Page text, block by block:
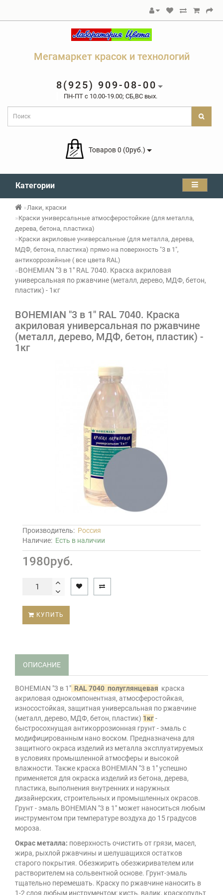
Мегамаркет красок и технологий
8(925) 909-08-00
ПН-ПТ c 10.00-19.00; СБ,ВС вых.
Товаров 0 (0руб.)
Категории
Лаки, краски
Краски универсальные атмосферостойкие (для металла,
дерева, бетона, пластика)
Краски акриловые универсальные (для металла, дерева,
МДФ, бетона, пластика) прямо на поверхность "3 в 1",
антикоррозийные ( все цвета RAL)
BOHEMIAN "3 в 1" RAL 7040. Краска акриловая
универсальная по ржавчине (металл, дерево, МДФ, бетон,
пластик) - 1кг
BOHEMIAN "3 в 1" RAL 7040. Краска
акриловая универсальная по ржавчине
(металл, дерево, МДФ, бетон, пластик) -
1кг
Производитель: Россия
Наличие: Есть в наличии
1980руб.
КУПИТЬ
ОПИСАНИЕ
BOHEMIAN "3 в 1" RAL 7040 полуглянцевая краска
акриловая однокомпонентная, атмосферостойкая,
износостойкая, защитная универсальная по ржавчине
(металл, дерево, МДФ, бетон, пластик) 1кг-
быстросохнущая антикоррозионная грунт - эмаль с
модифицированным нано воском. Предназначена для
защитного окраса изделий из металла эксплуатируемых
в условиях промышленной атмосферы и высокой
влажности. Также краска BOHEMIAN "3 в 1" успешно
применяется для окраска изделий из бетона, дерева,
пластика, выполнения внутренних и наружных
дизайнерских, строительных и промышленных окрасов.
Грунт - эмаль BOHEMIAN "3 в 1" может наноситься любым
инструментом при температуре воздуха до 15 градусов
мороза.
Окрас металла: поверхность очистить от грязи, масел,
жира, рыхлой ржавчины и шелушащихся остатков
старого покрытия. Обезжирить обезжиривателем или
растворителем на сольвентной основе. Грунт-эмаль
тщательно перемешать. Краску по ржавчине наносить в
1-2 слоя любым инструментом: кисть, валик, краскопульт